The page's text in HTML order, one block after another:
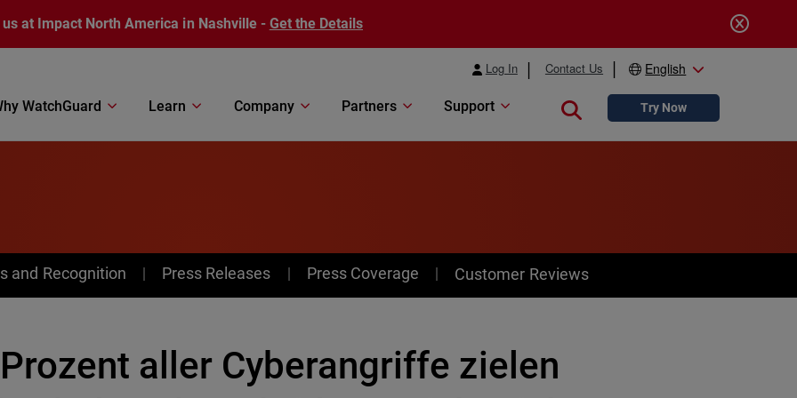
at Impact North America in Nashville - Get the Details
Log In Contact Us English
WatchGuard Learn Company Partners Support Close searchTry Now
and Recognition Press Releases Press Coverage Customer Reviews
aller Cyberangriffe zielen